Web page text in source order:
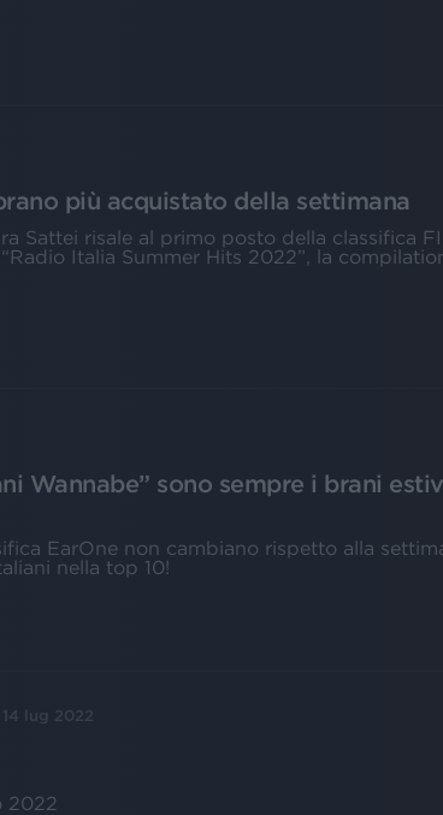
più acquistato della settimana
Sattei risale al primo posto della classifica
Italia Summer Hits 2022”, la
Wannabe” sono sempre i brani
EarOne non cambiano rispetto alla
nella top 10!
14 lug 2022
2022